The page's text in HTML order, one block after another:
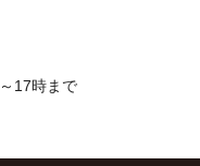
17時まで